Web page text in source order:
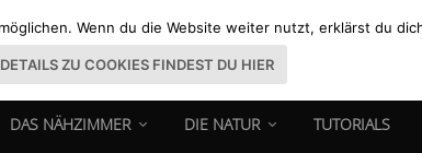
DAS NÄHZIMMER DIE NATUR TUTORIALS
Wenn du die Website weiter nutzt, erklärst du
ZU COOKIES FINDEST DU HIER